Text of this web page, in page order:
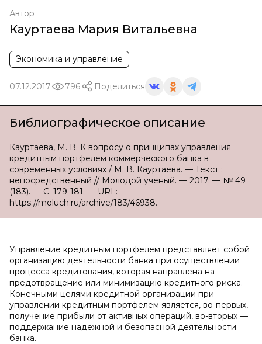
Автор
Кауртаева Мария Витальевна
Экономика и управление
07.12.2017 796 Поделиться
Библиографическое описание
Кауртаева, М. В. К вопросу о принципах управления
кредитным портфелем коммерческого банка в
современных условиях / М. В. Кауртаева. — Текст :
непосредственный // Молодой ученый. — 2017. — № 49
(183). — С. 179-181. — URL:
https://moluch.ru/archive/183/46938.
Управление кредитным портфелем представляет собой
организацию деятельности банка при осуществлении
процесса кредитования, которая направлена на
предотвращение или минимизацию кредитного риска.
Конечными целями кредитной организации при
управлении кредитным портфелем является, во-первых,
получение прибыли от активных операций, во-вторых —
поддержание надежной и безопасной деятельности
банка.